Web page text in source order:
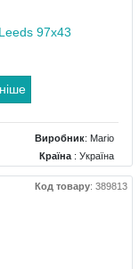
97x43
Виробник: Mario
Країна : Україна
Колір: Чорний
Розміри: 430x85x970
Код товару: 389813